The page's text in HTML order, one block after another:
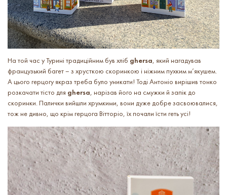
На той час у Турині традиційним був хліб ghersa, який нагадував
французький багет – з хрусткою скоринкою і ніжним пухким м’якушем.
А цього герцогу якраз треба було уникати! Тоді Антоніо вирішив тонко
розкачати тісто для ghersa, нарізав його на смужки й запік до
скоринки. Палички вийшли хрумкими, вони дуже добре засвоювалися,
тож не дивно, що крім герцога Вітторіо, їх почали їсти геть усі!